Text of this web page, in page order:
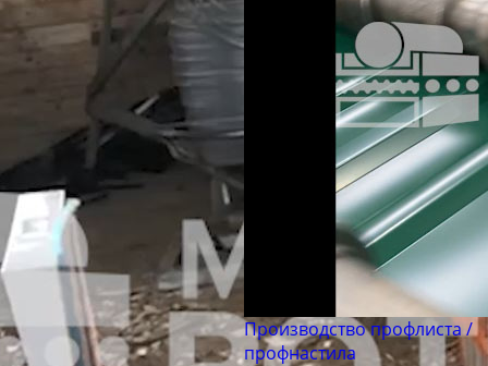
Производство профлиста /
профнастила